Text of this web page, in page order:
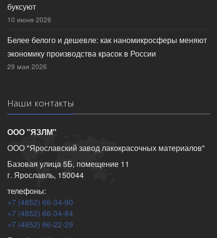
буксуют
10 июня 2026
Белее белого и дешевле: как наномикросферы меняют
экономику производства красок в России
29 мая 2026
Наши контакты
ООО "ЯЗЛМ"
ООО "Ярославский завод лакокрасочных материалов"
Базовая улица 5Б, помещение 11
г. Ярославль, 150044
телефоны:
+7 (4852) 66-34-90
+7 (4852) 66-34-84
+7 (4852) 66-22-29